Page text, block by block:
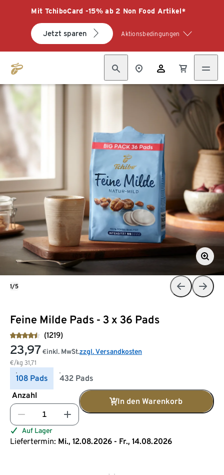
Mit TchiboCard -15% ab 2 Non Food Artikel*
Jetzt sparen Aktionsbedingungen
Feine Milde Pads - 3 x 36 Pads
(1219)
23,97 €
€/kg 31,71
inkl. MwSt.zzgl. Versandkosten
108 Pads
432 Pads
Anzahl
In den Warenkorb
Auf Lager
Liefertermin: Mi., 12.08.2026 - Fr., 14.08.2026
1/5